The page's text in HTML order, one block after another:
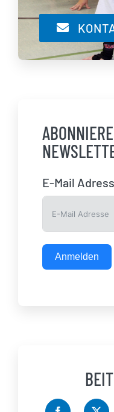
E-Mail
Anmelden